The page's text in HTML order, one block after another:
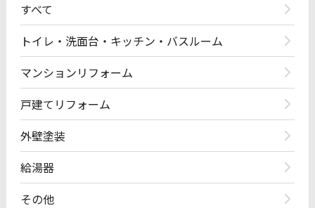
すべて
トイレ・洗面台・キッチン・バスルーム
マンションリフォーム
戸建てリフォーム
外壁塗装
給湯器
その他